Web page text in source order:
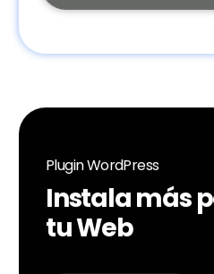
Plugin WordPress
Instala más
tu Web